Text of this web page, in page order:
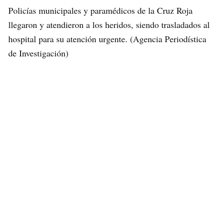
Policías municipales y paramédicos de la Cruz Roja
llegaron y atendieron a los heridos, siendo trasladados al
hospital para su atención urgente. (Agencia Periodística
de Investigación)